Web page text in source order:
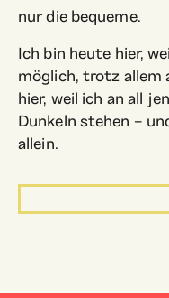
nur die bequeme.
Ich bin heute hier,
möglich, trotz allem
hier, weil ich an all
Dunkeln stehen –
allein.